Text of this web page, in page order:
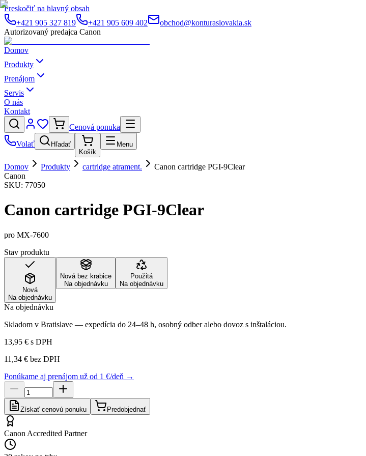
Preskočiť na hlavný obsah
+421 905 327 819
+421 905 609 402
obchod@konturaslovakia.sk
Autorizovaný predajca Canon
Domov
Produkty
Prenájom
Servis
O nás
Kontakt
Cenová ponuka
Volať
Hľadať
Košík
Menu
Domov Produkty cartridge atrament.
Canon cartridge PGI-9Clear
Canon
SKU: 77050
Canon cartridge PGI-9Clear
pro MX-7600
Stav produktu
Nová
Na objednávku
Nová bez krabice
Na objednávku
Použitá
Na objednávku
Na objednávku
Skladom v Bratislave — expedícia do 24–48 h, osobný odber alebo dovoz s inštaláciou.
13,95 € s DPH
11,34 € bez DPH
Ponúkame aj prenájom už od 1 €/deň →
Získať cenovú ponuku Predobjednať
Canon Accredited Partner